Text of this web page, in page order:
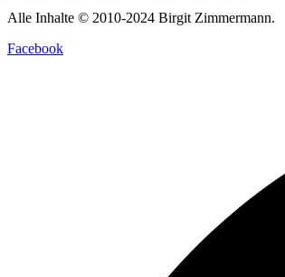
Alle Inhalte © 2010-2024 Birgit Zimmermann.
Facebook